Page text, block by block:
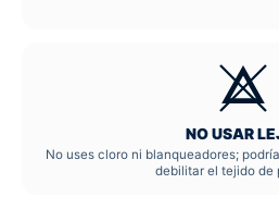
NO USAR
No uses cloro ni blanqueadores;
debilitar el tejido de